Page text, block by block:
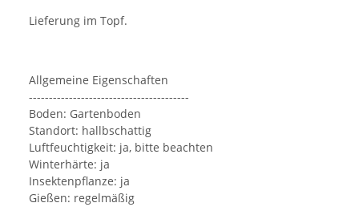
Lieferung im Topf.
Allgemeine Eigenschaften
----------------------------------------
Boden: Gartenboden
Standort: hallbschattig
Luftfeuchtigkeit: ja, bitte beachten
Winterhärte: ja
Insektenpflanze: ja
Gießen: regelmäßig